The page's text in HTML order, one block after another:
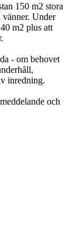
150 m2 stora
vänner. Under
m2 plus att
- om behovet
inredning.
och